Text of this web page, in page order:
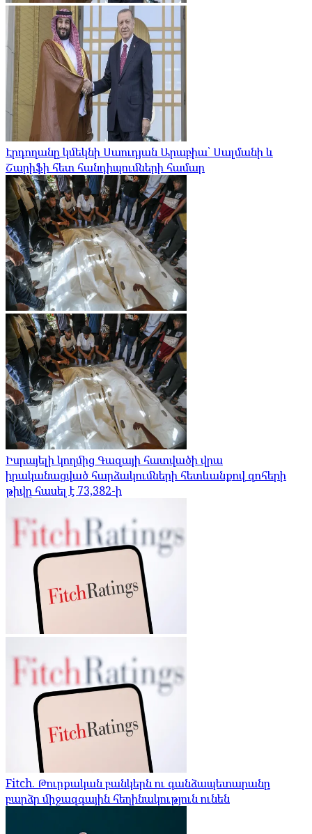
Էրդողանը կմեկնի Սաուդյան Արաբիա՝ Սալմանի և
Շարիֆի հետ հանդիպումների համար
Իսրայելի կողմից Գազայի հատվածի վրա
իրականացված հարձակումների հետևանքով զոհերի
թիվը հասել է 73,382-ի
Fitch. Թուրքական բանկերն ու գանձապետարանը
բարձր միջազգային հեղինակություն ունեն